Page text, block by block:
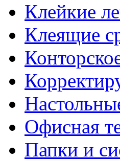
Клейкие
Клеящие
Офисная
Папки и